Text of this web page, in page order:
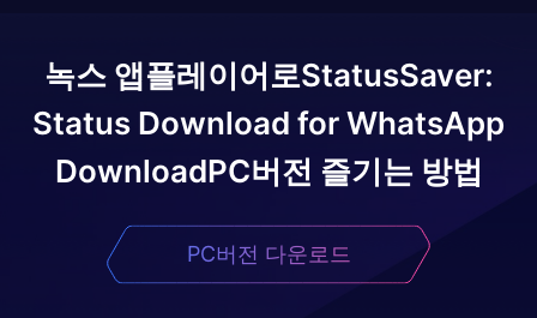
녹스 앱플레이어로StatusSaver:
Status Download for WhatsApp
DownloadPC버전 즐기는 방법
PC버전 다운로드